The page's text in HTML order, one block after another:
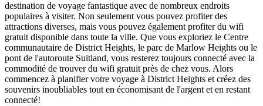
destination de voyage fantastique avec de nombreux endroits
populaires à visiter. Non seulement vous pouvez profiter des
attractions diverses, mais vous pouvez également profiter du wifi
gratuit disponible dans toute la ville. Que vous exploriez le Centre
communautaire de District Heights, le parc de Marlow Heights ou le
pont de l'autoroute Suitland, vous resterez toujours connecté avec la
commodité de trouver du wifi gratuit près de chez vous. Alors
commencez à planifier votre voyage à District Heights et créez des
souvenirs inoubliables tout en économisant de l'argent et en restant
connecté!